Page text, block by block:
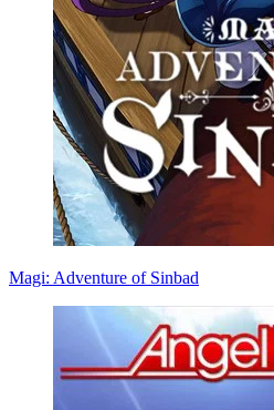
Magi: Adventure of Sinbad